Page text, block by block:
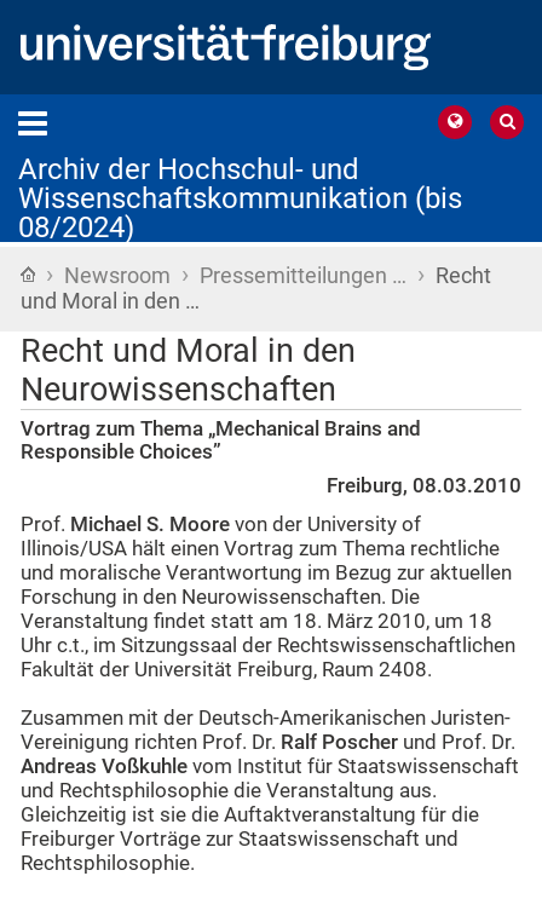
Archiv der Hochschul- und
Wissenschaftskommunikation (bis
08/2024)
Startseite
› Newsroom › Pressemitteilungen … › Recht
und Moral in den …
Recht und Moral in den
Neurowissenschaften
Vortrag zum Thema „Mechanical Brains and
Responsible Choices”
Freiburg, 08.03.2010
Prof. Michael S. Moore von der University of
Illinois/USA hält einen Vortrag zum Thema rechtliche
und moralische Verantwortung im Bezug zur aktuellen
Forschung in den Neurowissenschaften. Die
Veranstaltung findet statt am 18. März 2010, um 18
Uhr c.t., im Sitzungssaal der Rechtswissenschaftlichen
Fakultät der Universität Freiburg, Raum 2408.
Zusammen mit der Deutsch-Amerikanischen Juristen-
Vereinigung richten Prof. Dr. Ralf Poscher und Prof. Dr.
Andreas Voßkuhle vom Institut für Staatswissenschaft
und Rechtsphilosophie die Veranstaltung aus.
Gleichzeitig ist sie die Auftaktveranstaltung für die
Freiburger Vorträge zur Staatswissenschaft und
Rechtsphilosophie.